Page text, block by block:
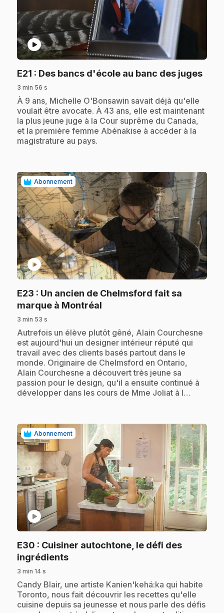
play_circle
E21 : Des bancs d'école au banc des juges.
3 min 56 s
.À 9 ans, Michelle O'Bonsawin savait déjà qu'elle
voulait être avocate. À 43 ans, elle est maintenant
la plus jeune juge à la Cour suprême du Canada,
et la première femme Abénakise à accéder à la
magistrature au pays.
Abonnement
play_circle
E23 : Un ancien de Chelmsford fait sa
marque à Montréal
3 min 53 s
.Autrefois un élève plutôt gêné, Alain Courchesne
est aujourd'hui un designer intérieur réputé qui
travail avec des clients basés partout dans le
monde. Originaire de Chelmsford en Ontario,
Alain Courchesne a découvert très jeune sa
passion pour le design, qu'il a ensuite continué à
développer dans les cours de Mme Joliat à l…
Abonnement
play_circle
E30 : Cuisiner autochtone, le défi des
ingrédients.
3 min 14 s
.Candy Blair, une artiste Kanien'kehá:ka qui habite
Toronto, nous fait découvrir les recettes qu'elle
cuisine depuis sa jeunesse et nous parle des défis